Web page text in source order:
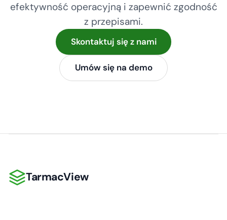
efektywność operacyjną i zapewnić zgodność
z przepisami.
Skontaktuj się z nami
Umów się na demo
TarmacView
TarmacView